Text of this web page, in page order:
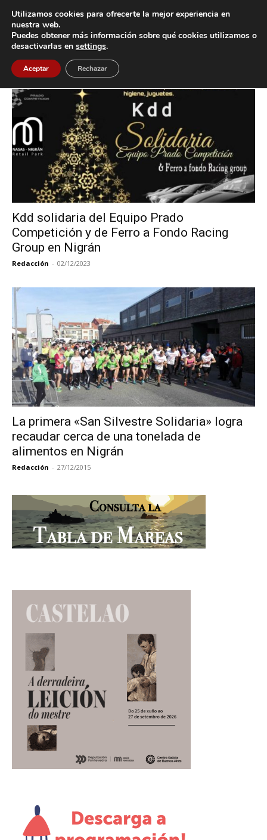
Inicio Etiquetas Solidaria
Etiqueta: Solidaria
Kdd solidaria del Equipo Prado
Competición y de Ferro a Fondo Racing
Group en Nigrán
Redacción - 02/12/2023
La primera «San Silvestre Solidaria» logra
recaudar cerca de una tonelada de
alimentos en Nigrán
Redacción - 27/12/2015
Utilizamos cookies para ofrecerte la mejor experiencia en
nuestra web.
Puedes obtener más información sobre qué cookies utilizamos o
desactivarlas en settings.
Aceptar Rechazar